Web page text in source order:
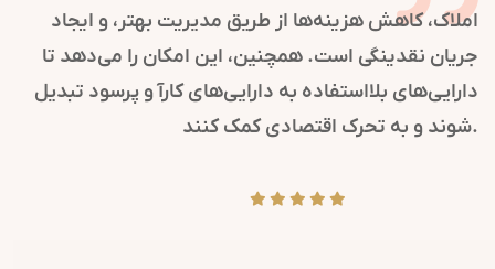
املاک، کاهش هزینه‌ها از طریق مدیریت بهتر، و ایجاد
جریان نقدینگی است. همچنین، این امکان را می‌دهد تا
دارایی‌های بلااستفاده به دارایی‌های کارآ و پرسود تبدیل
شوند و به تحرک اقتصادی کمک کنند.